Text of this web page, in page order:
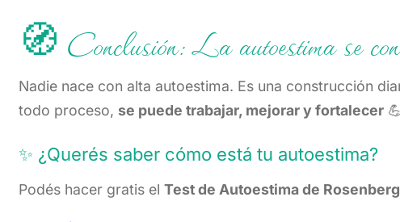
🧭 Conclusión: La autoestima se
Nadie nace con alta autoestima. Es una construcción
todo proceso, se puede trabajar, mejorar y fortalecer
✨ ¿Querés saber cómo está tu autoestima?
Podés hacer gratis elTest de Autoestima de Rosenberg